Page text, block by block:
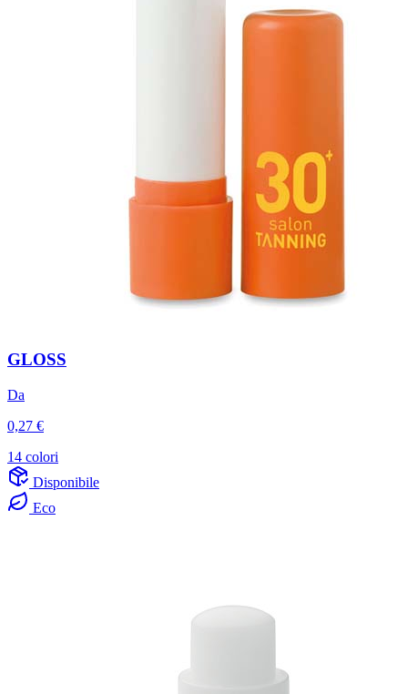
GLOSS
Da
0,27 €
14 colori
Disponibile
Eco